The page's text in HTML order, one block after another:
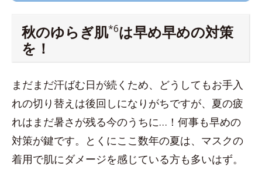
秋のゆらぎ肌*6は早め早めの対策
を！
まだまだ汗ばむ日が続くため、どうしてもお手入
れの切り替えは後回しになりがちですが、夏の疲
れはまだ暑さが残る今のうちに…！何事も早めの
対策が鍵です。とくにここ数年の夏は、マスクの
着用で肌にダメージを感じている方も多いはず。